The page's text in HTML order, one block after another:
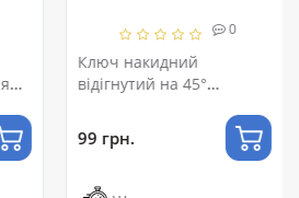
0
Ключ накидний
відігнутий на 45°
F-758S0809
99 грн.